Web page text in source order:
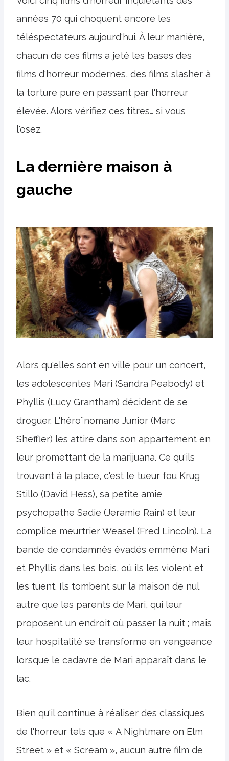
années 70 qui choquent encore les
téléspectateurs aujourd'hui. À leur manière,
chacun de ces films a jeté les bases des
films d'horreur modernes, des films slasher à
la torture pure en passant par l'horreur
élevée. Alors vérifiez ces titres… si vous
l'osez.
La dernière maison à
gauche
Alors qu'elles sont en ville pour un concert,
les adolescentes Mari (Sandra Peabody) et
Phyllis (Lucy Grantham) décident de se
droguer. L'héroïnomane Junior (Marc
Sheffler) les attire dans son appartement en
leur promettant de la marijuana. Ce qu'ils
trouvent à la place, c'est le tueur fou Krug
Stillo (David Hess), sa petite amie
psychopathe Sadie (Jeramie Rain) et leur
complice meurtrier Weasel (Fred Lincoln). La
bande de condamnés évadés emmène Mari
et Phyllis dans les bois, où ils les violent et
les tuent. Ils tombent sur la maison de nul
autre que les parents de Mari, qui leur
proposent un endroit où passer la nuit ; mais
leur hospitalité se transforme en vengeance
lorsque le cadavre de Mari apparaît dans le
lac.
Bien qu'il continue à réaliser des classiques
de l'horreur tels que « A Nightmare on Elm
Street » et « Scream », aucun autre film de